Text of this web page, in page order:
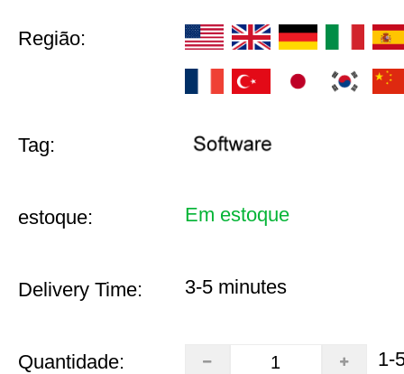
Região:
Tag:
estoque: Em estoque
Delivery Time: 3-5 minutes
Quantidade: 1-